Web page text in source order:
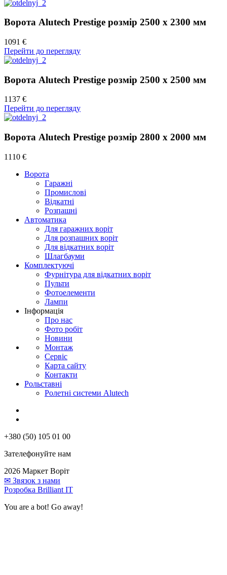
Ворота Alutech Prestige розмір 2500 х 2300 мм
1091 €
Перейти до перегляду
Ворота Alutech Prestige розмір 2500 х 2500 мм
1137 €
Перейти до перегляду
Ворота Alutech Prestige розмір 2800 х 2000 мм
1110 €
Ворота
Гаражні
Промислові
Відкатні
Розпашні
Автоматика
Для гаражних воріт
Для розпашних воріт
Для відкатних воріт
Шлагбауми
Комплектуючі
Фурнітура для відкатних воріт
Пульти
Фотоелементи
Лампи
Інформація
Про нас
Фото робіт
Новини
Монтаж
Сервіс
Карта сайту
Контакти
Рольставні
Ролетні системи Alutech
+380 (50) 105 01 00
Зателефонуйте нам
2026 Маркет Воріт
✉ Звязок з нами
Розробка Brilliant IT
You are a bot! Go away!